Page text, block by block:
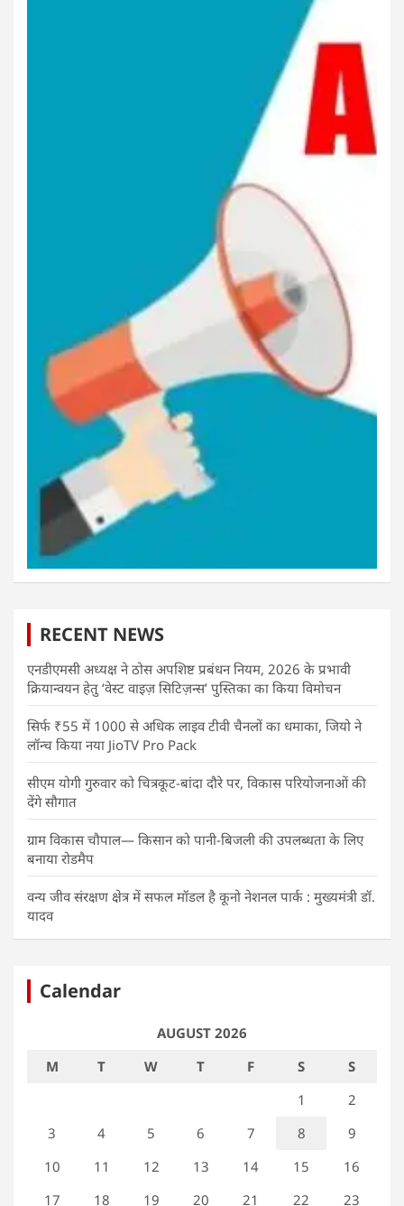
RECENT NEWS
एनडीएमसी अध्यक्ष ने ठोस अपशिष्ट प्रबंधन नियम, 2026 के प्रभावी
क्रियान्वयन हेतु ‘वेस्ट वाइज़ सिटिज़न्स’ पुस्तिका का किया विमोचन
सिर्फ ₹55 में 1000 से अधिक लाइव टीवी चैनलों का धमाका, जियो ने
लॉन्च किया नया JioTV Pro Pack
सीएम योगी गुरुवार को चित्रकूट-बांदा दौरे पर, विकास परियोजनाओं की
देंगे सौगात
ग्राम विकास चौपाल— किसान को पानी-बिजली की उपलब्धता के लिए
बनाया रोडमैप
वन्य जीव संरक्षण क्षेत्र में सफल मॉडल है कूनो नेशनल पार्क : मुख्यमंत्री डॉ.
यादव
Calendar
AUGUST 2026
M
T W T F S
S
1
2
3
4 5 6 7 8
9
10
11 12 13 14 15
16
17
18 19 20 21 22 23